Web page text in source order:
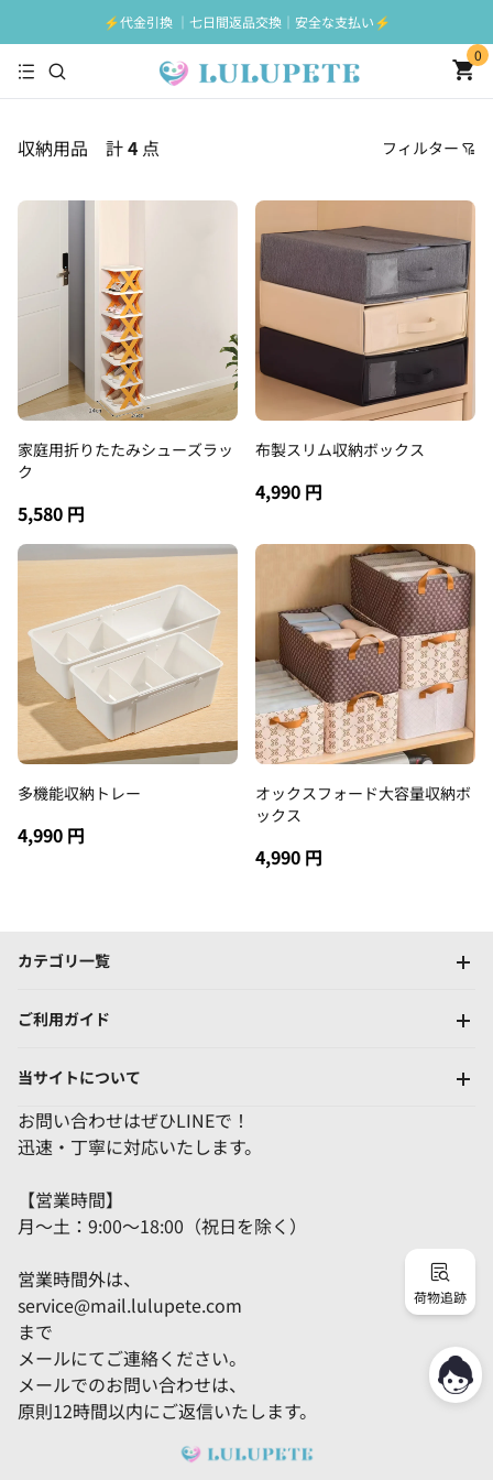
⚡️代金引換 ｜七日間返品交換｜安全な支払い⚡️
0
収納用品 計4 点 フィルター
価格
おすすめ順
古い順
家庭用折りたたみシューズラッ
ク
5,580 円
布製スリム収納ボックス
4,990 円
多機能収納トレー
4,990 円
オックスフォード大容量収納ボ
ックス
4,990 円
カテゴリ一覧
ご利用ガイド
当サイトについて
お問い合わせはぜひLINEで！
迅速・丁寧に対応いたします。
【営業時間】
月～土：9:00～18:00（祝日を除く）
営業時間外は、
service@mail.lulupete.com
まで
メールにてご連絡ください。
メールでのお問い合わせは、
原則12時間以内にご返信いたします。
荷物追跡